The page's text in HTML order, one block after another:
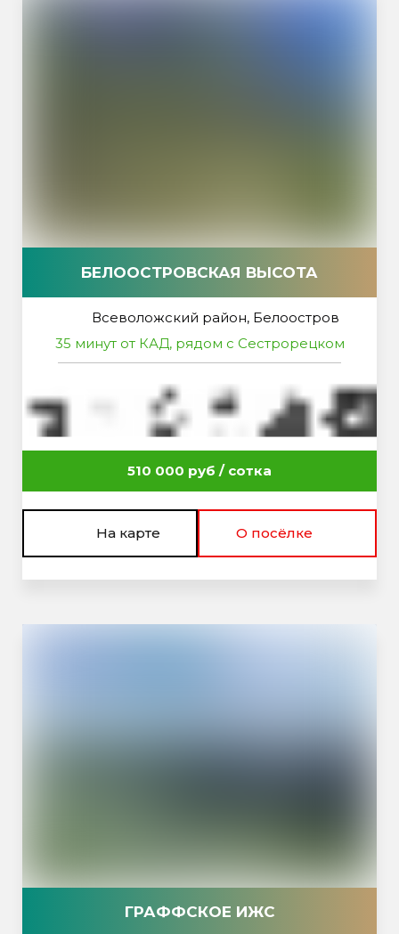
БЕЛООСТРОВСКАЯ ВЫСОТА
Всеволожский район, Белоостров
35 минут от КАД, рядом с Сестрорецком
510 000 руб / сотка
На карте О посёлке
ГРАФФСКОЕ ИЖС